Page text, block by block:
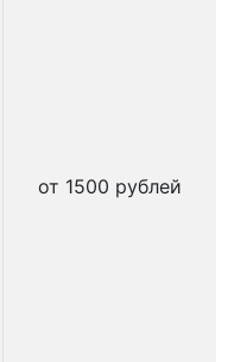
от 1500 рублей